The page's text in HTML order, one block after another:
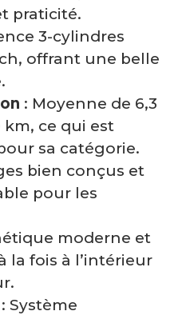
praticité.
3-cylindres
offrant une belle
: Moyenne de 6,3
km, ce qui est
sa catégorie.
bien conçus et
pour les
moderne et
la fois à l’intérieur
: Système